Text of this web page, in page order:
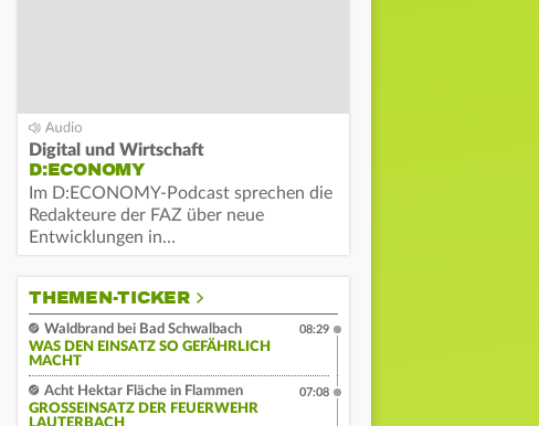
Digital und Wirtschaft
D:ECONOMY
Im D:ECONOMY-Podcast sprechen die
Redakteure der FAZ über neue
Entwicklungen in…
THEMEN-TICKER
Waldbrand bei Bad Schwalbach
WAS DEN EINSATZ SO GEFÄHRLICH
MACHT
08:29
Acht Hektar Fläche in Flammen
GROSSEINSATZ DER FEUERWEHR L
AUTERBACH
07:08